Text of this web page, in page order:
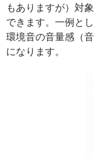
もありますが）対
できます。一例と
環境音の音量感（
になります。